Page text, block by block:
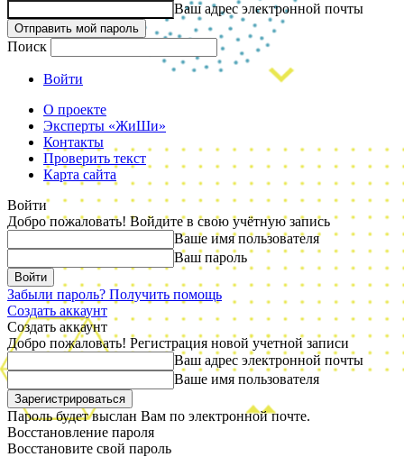
Ваш адрес электронной почты
Поиск
Войти
О проекте
Эксперты «ЖиШи»
Контакты
Проверить текст
Карта сайта
Войти
Добро пожаловать! Войдите в свою учётную запись
Ваше имя пользователя
Ваш пароль
Забыли пароль? Получить помощь
Создать аккаунт
Создать аккаунт
Добро пожаловать! Регистрация новой учетной записи
Ваш адрес электронной почты
Ваше имя пользователя
Пароль будет выслан Вам по электронной почте.
Восстановление пароля
Восстановите свой пароль